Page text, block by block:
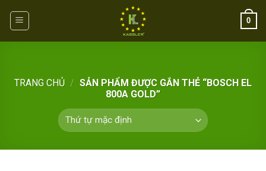
0
TRANG CHỦ / SẢN PHẨM ĐƯỢC GẮN THẺ “BOSCH EL
800A GOLD”